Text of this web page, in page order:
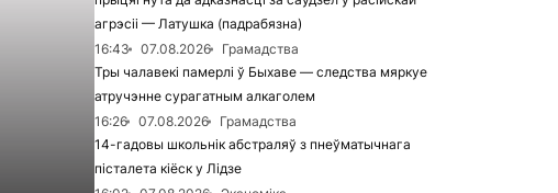
агрэсіі — Латушка (падрабязна)
16:43
07.08.2026
Грамадства
Тры чалавекі памерлі ў Быхаве — следства мяркуе
атручэнне сурагатным алкаголем
16:26
07.08.2026
Грамадства
14-гадовы школьнік абстраляў з пнеўматычнага
пісталета кіёск у Лідзе